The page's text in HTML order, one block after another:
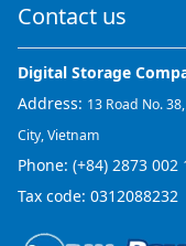
Contact us
Digital Storage
Address: 13 Road No.
City, Vietnam
Phone: (+84) 2873 002
Tax code: 0312088232